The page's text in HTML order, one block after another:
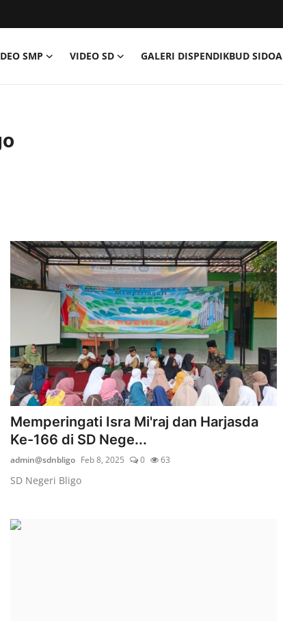
SMP VIDEO SD GALERI DISPENDIKBUD
Memperingati Isra Mi'raj dan Harjasda
Ke-166 di SD Nege...
admin@sdnbligo Feb 8, 2025 0 63
SD Negeri Bligo